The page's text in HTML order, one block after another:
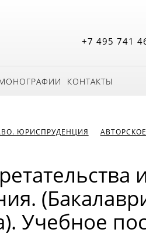
+7 495 741
КОНТАКТЫ
ЮРИСПРУДЕНЦИЯ
Учебное